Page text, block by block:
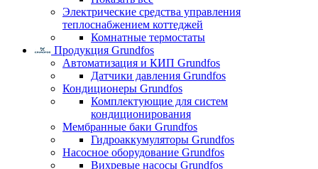
Электрические средства управления
теплоснабжением коттеджей
Комнатные термостаты
Продукция Grundfos
Автоматизация и КИП Grundfos
Датчики давления Grundfos
Кондиционеры Grundfos
Комплектующие для систем
кондиционирования
Мембранные баки Grundfos
Гидроаккумуляторы Grundfos
Насосное оборудование Grundfos
Вихревые насосы Grundfos